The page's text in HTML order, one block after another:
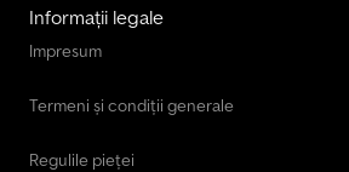
Informații legale
Impresum
Termeni și condiții generale
Regulile pieței